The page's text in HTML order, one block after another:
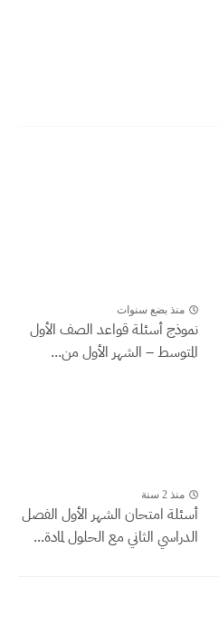
منذ بضع سنوات
نموذج أسئلة قواعد الصف الأول
المتوسط – الشهر الأول من...
منذ 2 سنة
أسئلة امتحان الشهر الأول الفصل
الدراسي الثاني مع الحلول لمادة...